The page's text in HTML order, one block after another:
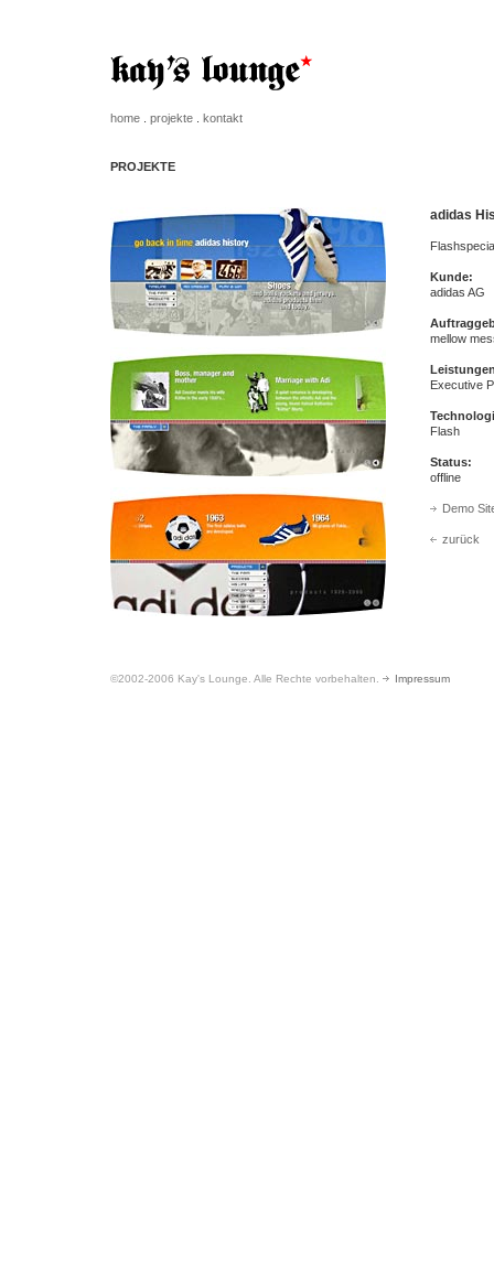
home projekte kontakt
PROJEKTE
adidas
Kunde:
adidas AG
mellow
Executive
Flash
Status:
offline
Demo
zurück
©2002-2006 Kay's Lounge. Alle Rechte vorbehalten. Impressum